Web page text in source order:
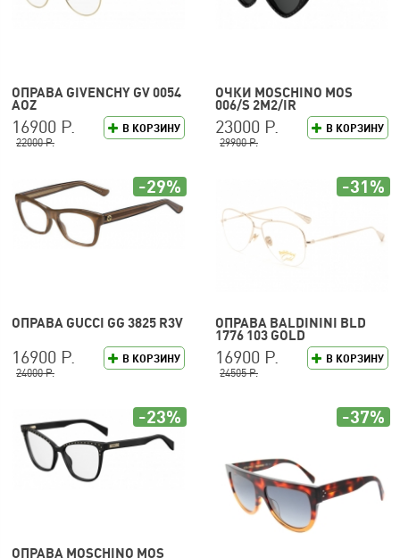
ОПРАВА GIVENCHY GV 0054
AOZ
В КОРЗИНУ
16900 Р.
22000 Р.
ОЧКИ MOSCHINO MOS
006/S 2M2/IR
В КОРЗИНУ
23000 Р.
29900 Р.
ОПРАВА GUCCI GG 3825 R3V
В КОРЗИНУ
16900 Р.
24000 Р.
-29%
ОПРАВА BALDININI BLD
1776 103 GOLD
В КОРЗИНУ
16900 Р.
24505 Р.
-31%
ОПРАВА MOSCHINO MOS
-23% -37%